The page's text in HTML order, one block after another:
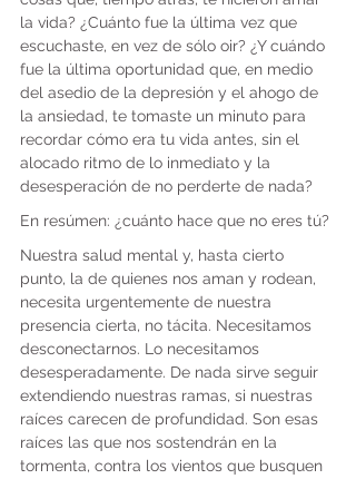
la vida? ¿Cuánto fue la última vez que
escuchaste, en vez de sólo oir? ¿Y cuándo
fue la última oportunidad que, en medio
del asedio de la depresión y el ahogo de
la ansiedad, te tomaste un minuto para
recordar cómo era tu vida antes, sin el
alocado ritmo de lo inmediato y la
desesperación de no perderte de nada?
En resúmen: ¿cuánto hace que no eres tú?
Nuestra salud mental y, hasta cierto
punto, la de quienes nos aman y rodean,
necesita urgentemente de nuestra
presencia cierta, no tácita. Necesitamos
desconectarnos. Lo necesitamos
desesperadamente. De nada sirve seguir
extendiendo nuestras ramas, si nuestras
raíces carecen de profundidad. Son esas
raíces las que nos sostendrán en la
tormenta, contra los vientos que busquen